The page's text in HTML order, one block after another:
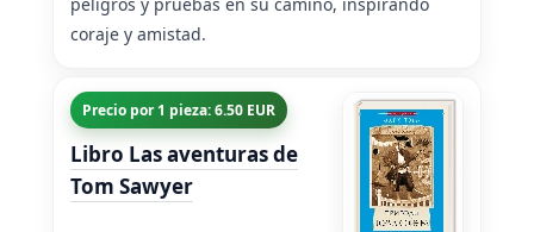
coraje y amistad.
Precio por 1 pieza: 6.50 EUR
Libro Las aventuras de
Tom Sawyer